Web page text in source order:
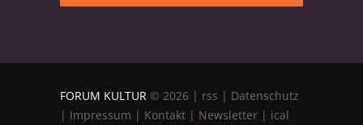
FORUM KULTUR © 2026 | rss | Datenschutz
| Impressum | Kontakt | Newsletter | ical